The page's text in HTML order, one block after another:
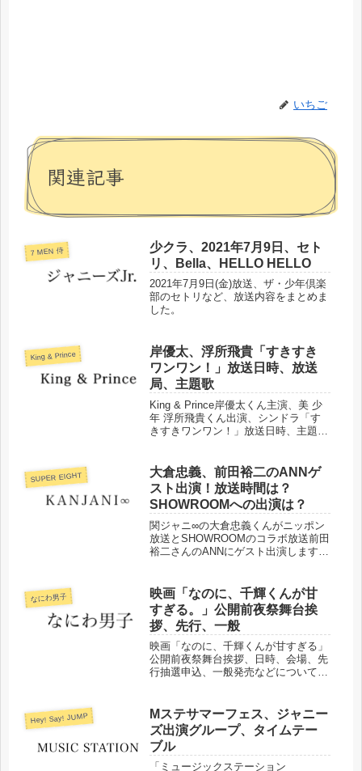
いちご
関連記事
7 MEN 侍
少クラ、2021年7月9日、セト
リ、Bella、HELLO HELLO
2021年7月9日(金)放送、ザ・少年倶楽
部のセトリなど、放送内容をまとめま
した。
King & Prince
岸優太、浮所飛貴「すきすき
ワンワン！」放送日時、放送
局、主題歌
King & Prince岸優太くん主演、美 少
年 浮所飛貴くん出演、シンドラ「す
きすきワンワン！」放送日時、主題歌
SUPER EIGHT
大倉忠義、前田裕二のANNゲ
スト出演！放送時間は？
SHOWROOMへの出演は？
関ジャニ∞の大倉忠義くんがニッポン
放送とSHOWROOMのコラボ放送前田
裕二さんのANNにゲスト出演します！
なにわ男子
映画「なのに、千輝くんが甘
すぎる。」公開前夜祭舞台挨
拶、先行、一般
映画「なのに、千輝くんが甘すぎる」
公開前夜祭舞台挨拶、日時、会場、先
行抽選申込、一般発売などについてま
Hey! Say! JUMP
Mステサマーフェス、ジャニー
ズ出演グループ、タイムテー
ブル
「ミュージックステーション